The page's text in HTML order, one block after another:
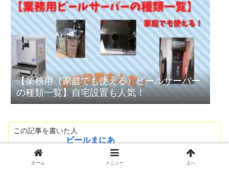
【業務用（家庭でも使える）ビールサーバー
の種類一覧】自宅設置も人気！
この記事を書いた人
ビールまにあ
ビール大好きのビールまにあです。
毎日のようにビールの事を考えています。
ホーム メニュー 上へ